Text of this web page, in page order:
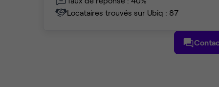
Locataires trouvés sur Ubiq : 87